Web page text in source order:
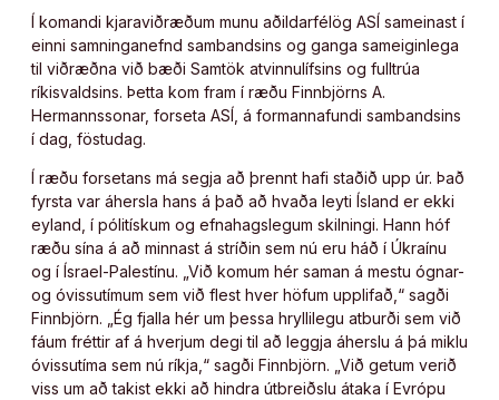
Í komandi kjaraviðræðum munu aðildarfélög ASÍ sameinast í
einni samninganefnd sambandsins og ganga sameiginlega
til viðræðna við bæði Samtök atvinnulífsins og fulltrúa
ríkisvaldsins. Þetta kom fram í ræðu Finnbjörns A.
Hermannssonar, forseta ASÍ, á formannafundi sambandsins
í dag, föstudag.
Í ræðu forsetans má segja að þrennt hafi staðið upp úr. Það
fyrsta var áhersla hans á það að hvaða leyti Ísland er ekki
eyland, í pólitískum og efnahagslegum skilningi. Hann hóf
ræðu sína á að minnast á stríðin sem nú eru háð í Úkraínu
og í Ísrael-Palestínu. „Við komum hér saman á mestu ógnar-
og óvissutímum sem við flest hver höfum upplifað,“ sagði
Finnbjörn. „Ég fjalla hér um þessa hryllilegu atburði sem við
fáum fréttir af á hverjum degi til að leggja áherslu á þá miklu
óvissutíma sem nú ríkja,“ sagði Finnbjörn. „Við getum verið
viss um að takist ekki að hindra útbreiðslu átaka í Evrópu